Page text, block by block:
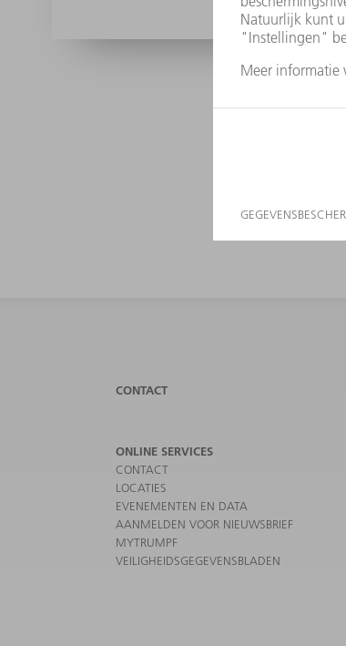
CONTACT
ONLINE SERVICES
CONTACT
LOCATIES
EVENEMENTEN EN DATA
AANMELDEN VOOR NIEUWSBRIEF
MYTRUMPF
VEILIGHEIDSGEGEVENSBLADEN